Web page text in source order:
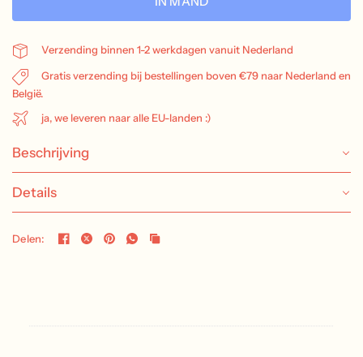
Verzending binnen 1-2 werkdagen vanuit Nederland
Gratis verzending bij bestellingen boven €79 naar Nederland en
België.
ja, we leveren naar alle EU-landen :)
Beschrijving
Details
Delen: